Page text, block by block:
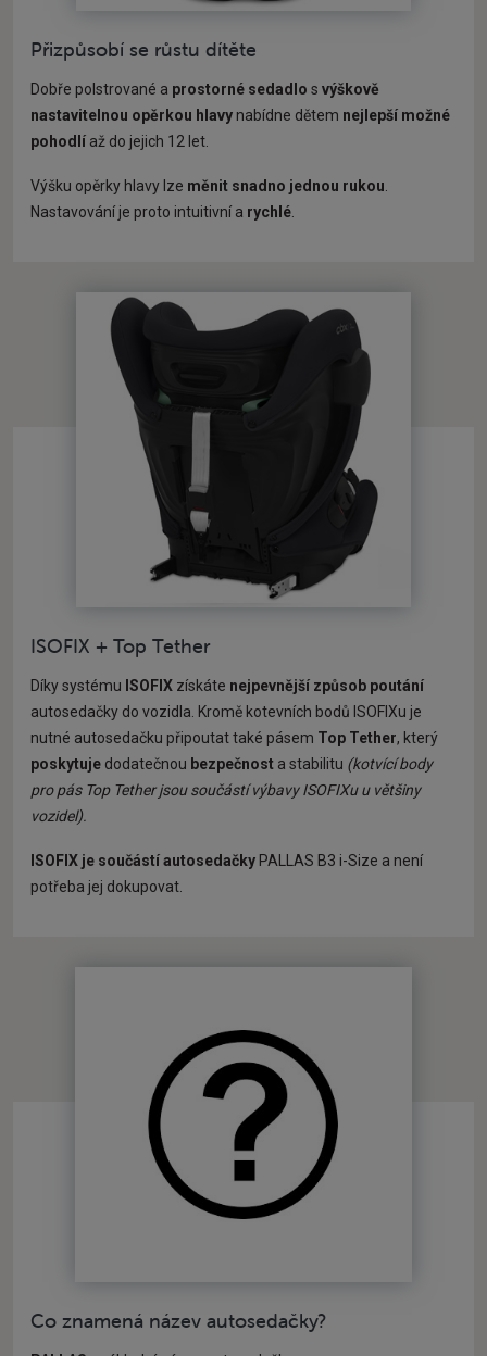
Přizpůsobí se růstu dítěte
Dobře polstrované a prostorné sedadlo s výškově
nastavitelnou opěrkou hlavynabídne dětem nejlepší možné
pohodlí až do jejich 12 let.
Výšku opěrky hlavy lze měnit snadno jednou rukou
Nastavování je proto intuitivní a rychlé
ISOFIX + Top Tether
Díky systému ISOFIX získáte nejpevnější způsob poutání
autosedačky do vozidla. Kromě kotevních bodů ISOFIXu je
nutné autosedačku připoutat také pásem Top Tether, který
poskytuje dodatečnou bezpečnost a stabilitu (kotvící body
pro pás Top Tether jsou součástí výbavy ISOFIXu u většiny
vozidel).
ISOFIX je součástí autosedačky PALLAS B3 i-Size a není
potřeba jej dokupovat.
Co znamená název autosedačky?